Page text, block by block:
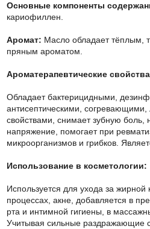
Основные компоненты
кариофиллен.
Аромат: Масло обладает тёплым,
пряным ароматом.
Ароматерапевтические
Обладает бактерицидными,
антисептическими,
свойствами, снимает зубную
напряжение, помогает при
микроорганизмов и грибков.
Использование в косметологии:
Используется для ухода за
процессах, акне, добавляется в
рта и интимной гигиены, в
Учитывая сильные раздражающие